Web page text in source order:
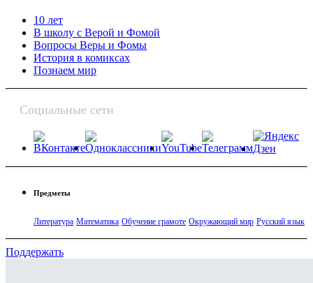
10 лет
В школу с Верой и Фомой
Вопросы Веры и Фомы
История в комиксах
Познаем мир
Социальные сети
Предметы
Литература Математика Обучение грамоте Окружающий мир Русский язык
Поддержать